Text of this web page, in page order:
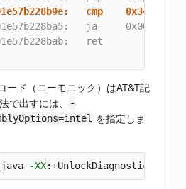
cmp
ja
ret
ード（ニーモニック）はAT&T記
で出すには、
-
を指定しま
java -XX